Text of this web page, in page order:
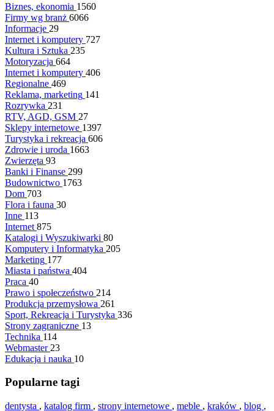
Biznes, ekonomia 1560
Firmy wg branż 6066
Informacje 29
Internet i komputery 727
Kultura i Sztuka 235
Motoryzacja 664
Internet i komputery 406
Regionalne 469
Reklama, marketing 141
Rozrywka 231
RTV, AGD, GSM 27
Sklepy internetowe 1397
Turystyka i rekreacja 606
Zdrowie i uroda 1663
Zwierzęta 93
Banki i Finanse 299
Budownictwo 1763
Dom 703
Flora i fauna 30
Inne 113
Internet 875
Katalogi i Wyszukiwarki 80
Komputery i Informatyka 205
Marketing 177
Miasta i państwa 404
Praca 40
Prawo i społeczeństwo 214
Produkcja przemysłowa 261
Sport, Rekreacja i Turystyka 336
Strony zagraniczne 13
Technika 114
Webmaster 23
Edukacja i nauka 10
Popularne tagi
dentysta , katalog firm , strony internetowe , meble , kraków , blog ,